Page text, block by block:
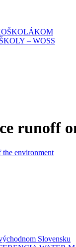
– WOSS
runoff
environment
Slovensku